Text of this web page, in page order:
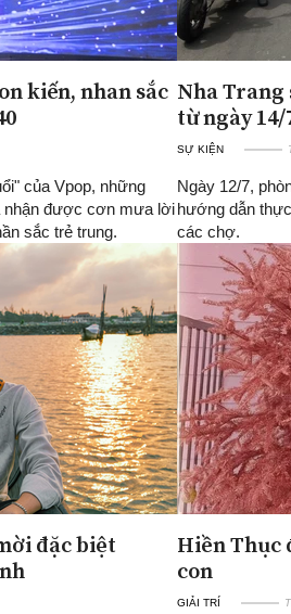
kiến, nhan sắc
của Vpop, những
nhận được cơn mưa lời
sắc trẻ trung.
Nha Trang
từ ngày 14/
SỰ KIỆN
Ngày 12/7,
hướng dẫn
các chợ.
đặc biệt
Hiền Thục
con
GIẢI TRÍ